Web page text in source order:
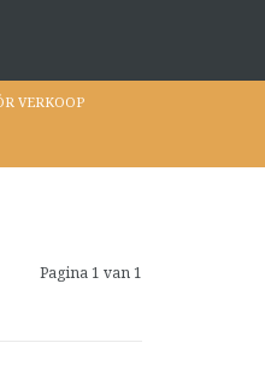
VERKOOP
Pagina 1 van 1